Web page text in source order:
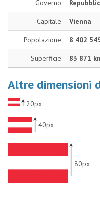
Governo
Capitale Vienna
Popolazione 8 402
Superficie 83 871
Altre dimensioni
20px
40px
80px